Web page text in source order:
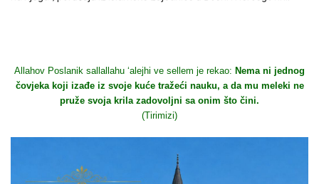
Allahov Poslanik sallallahu ‘alejhi ve sellem je rekao: Nema ni jednog
čovjeka koji izađe iz svoje kuće tražeći nauku, a da mu meleki ne
pruže svoja krila zadovoljni sa onim što čini.
(Tirimizi)